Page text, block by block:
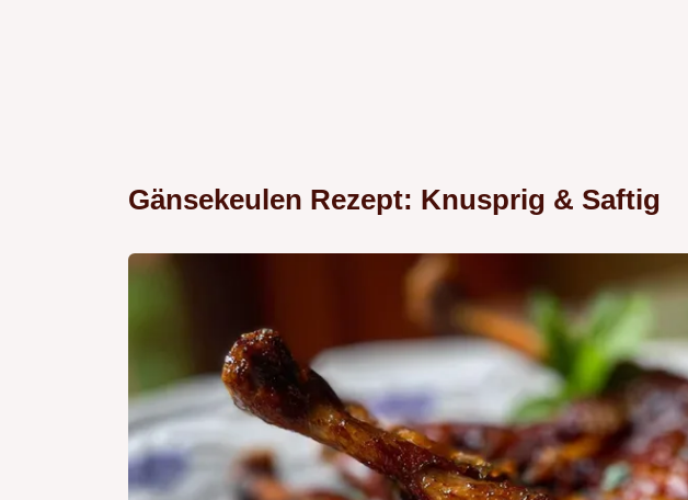
Gänsekeulen Rezept: Knusprig & Saftig